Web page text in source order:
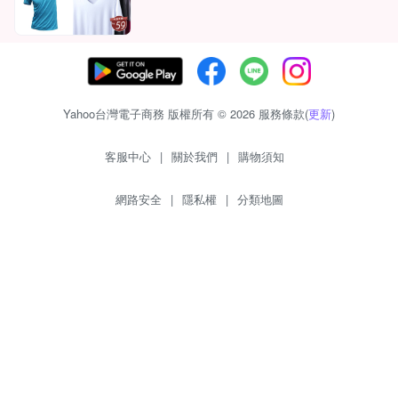
Yahoo台灣電子商務 版權所有 © 2026 服務條款(更新)
客服中心 | 關於我們 | 購物須知
網路安全 | 隱私權 | 分類地圖